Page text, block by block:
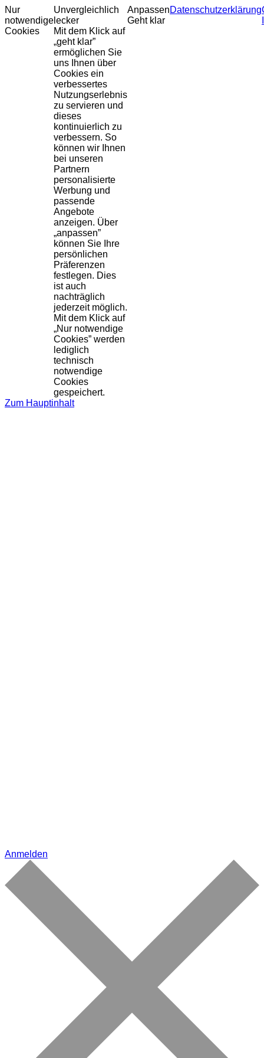
Nur
notwendige
Cookies
Unvergleichlich
lecker
Mit dem Klick auf
„geht klar”
ermöglichen Sie
uns Ihnen über
Cookies ein
verbessertes
Nutzungserlebnis
zu servieren und
dieses
kontinuierlich zu
verbessern. So
können wir Ihnen
bei unseren
Partnern
personalisierte
Werbung und
passende
Angebote
anzeigen. Über
„anpassen”
können Sie Ihre
persönlichen
Präferenzen
festlegen. Dies
ist auch
nachträglich
jederzeit möglich.
Mit dem Klick auf
„Nur notwendige
Cookies” werden
lediglich
technisch
notwendige
Cookies
gespeichert.
Anpassen
Geht klar
Datenschutzerklärung
Zum Hauptinhalt
Anmelden